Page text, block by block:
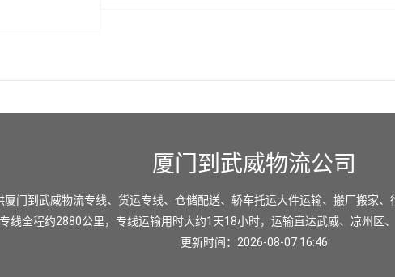
厦门到武威物流公司
厦门到武威物流专线、货运专线、仓储配送、轿车托运大件运输、搬厂搬家、
线全程约2880公里，专线运输用时大约1天18小时，运输直达武威、 凉州区、
更新时间：2026-08-07 16:46